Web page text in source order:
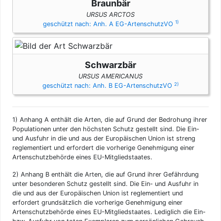
Braunbär
URSUS ARCTOS
geschützt nach: Anh. A EG-ArtenschutzVO 1)
Schwarzbär
URSUS AMERICANUS
geschützt nach: Anh. B EG-ArtenschutzVO 2)
1) Anhang A enthält die Arten, die auf Grund der Bedrohung ihrer
Populationen unter den höchsten Schutz gestellt sind. Die Ein-
und Ausfuhr in die und aus der Europäischen Union ist streng
reglementiert und erfordert die vorherige Genehmigung einer
Artenschutzbehörde eines EU-Mitgliedstaates.
2) Anhang B enthält die Arten, die auf Grund ihrer Gefährdung
unter besonderen Schutz gestellt sind. Die Ein- und Ausfuhr in
die und aus der Europäischen Union ist reglementiert und
erfordert grundsätzlich die vorherige Genehmigung einer
Artenschutzbehörde eines EU-Mitgliedstaates. Lediglich die Ein-